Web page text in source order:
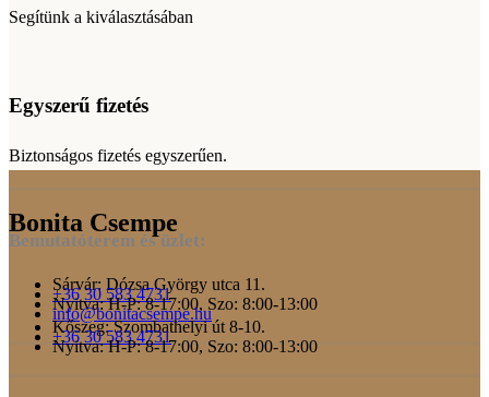
Segítünk a kiválasztásában
Egyszerű fizetés
Biztonságos fizetés egyszerűen.
Bonita Csempe
Bemutatóterem és üzlet:
Sárvár: Dózsa György utca 11.
+36 30 583 4731
Nyitva: H-P: 8-17:00, Szo: 8:00-13:00
info@bonitacsempe.hu
Kőszeg: Szombathelyi út 8-10.
+36 30 583 4731
Nyitva: H-P: 8-17:00, Szo: 8:00-13:00